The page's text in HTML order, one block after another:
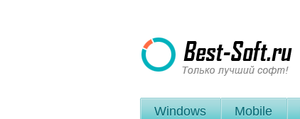
Windows Mobile